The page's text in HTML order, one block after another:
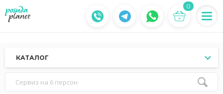
0
КАТАЛОГ
Сервиз на 6 персон